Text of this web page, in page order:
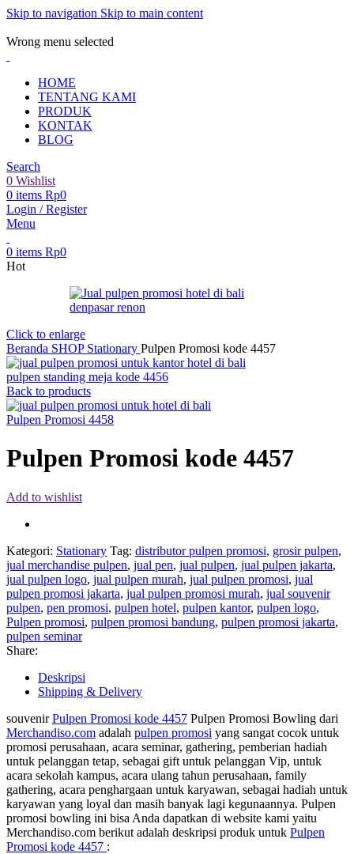
Skip to navigation Skip to main content
Wrong menu selected
HOME
TENTANG KAMI
PRODUK
KONTAK
BLOG
Search
0 Wishlist
0 items Rp0
Login / Register
Menu
0 items Rp0
Hot
Click to enlarge
Beranda SHOP Stationary Pulpen Promosi kode 4457
pulpen standing meja kode 4456
Back to products
Pulpen Promosi 4458
Pulpen Promosi kode 4457
Add to wishlist
Kategori: Stationary Tag: distributor pulpen promosi, grosir pulpen,
jual merchandise pulpen, jual pen, jual pulpen, jual pulpen jakarta,
jual pulpen logo, jual pulpen murah, jual pulpen promosi, jual
pulpen promosi jakarta, jual pulpen promosi murah, jual souvenir
pulpen, pen promosi, pulpen hotel, pulpen kantor, pulpen logo,
Pulpen promosi, pulpen promosi bandung, pulpen promosi jakarta,
pulpen seminar
Share:
Deskripsi
Shipping & Delivery
souvenirPulpen Promosi kode 4457 Pulpen Promosi Bowling dari
Merchandiso.com adalah pulpen promosi yang sangat cocok untuk
promosi perusahaan, acara seminar, gathering, pemberian hadiah
untuk pelanggan tetap, sebagai gift untuk pelanggan Vip, untuk
acara sekolah kampus, acara ulang tahun perusahaan, family
gathering, acara penghargaan untuk karyawan, sebagai hadiah untuk
karyawan yang loyal dan masih banyak lagi kegunaannya. Pulpen
promosi bowling ini bisa Anda dapatkan di website kami yaitu
Merchandiso.com berikut adalah deskripsi produk untuk Pulpen
Promosi kode 4457 :